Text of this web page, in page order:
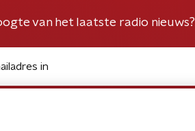
van het laatste radio nieuws?